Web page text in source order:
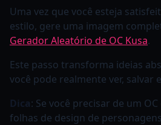
Uma vez que você esteja
estilo, gere uma imagem
Gerador Aleatório de OC Kusa.
Este passo transforma ideias
você pode realmente ver, salvar
Dica: Se você precisar de um
folhas de design de